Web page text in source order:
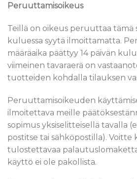
Peruuttamisoikeus
Teillä on oikeus peruuttaa tämä
kuluessa syytä ilmoittamatta.
määräaika päättyy 14 päivän
viimeinen tavaraerä on
tuotteiden kohdalla tilauksen
Peruuttamisoikeuden
ilmoitettava meille
sopimus yksiselitteisellä tavalla
postitse tai sähköpostilla). Voitte
tulostettavaa
käyttö ei ole pakollista.